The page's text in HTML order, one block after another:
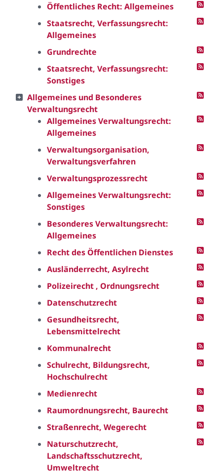
Öffentliches Recht: Allgemeines
Staatsrecht, Verfassungsrecht:
Allgemeines
Grundrechte
Staatsrecht, Verfassungsrecht:
Sonstiges
Allgemeines und Besonderes
Verwaltungsrecht
Allgemeines Verwaltungsrecht:
Allgemeines
Verwaltungsorganisation,
Verwaltungsverfahren
Verwaltungsprozessrecht
Allgemeines Verwaltungsrecht:
Sonstiges
Besonderes Verwaltungsrecht:
Allgemeines
Recht des Öffentlichen Dienstes
Ausländerrecht, Asylrecht
Polizeirecht , Ordnungsrecht
Datenschutzrecht
Gesundheitsrecht,
Lebensmittelrecht
Kommunalrecht
Schulrecht, Bildungsrecht,
Hochschulrecht
Medienrecht
Raumordnungsrecht, Baurecht
Straßenrecht, Wegerecht
Naturschutzrecht,
Landschaftsschutzrecht,
Umweltrecht